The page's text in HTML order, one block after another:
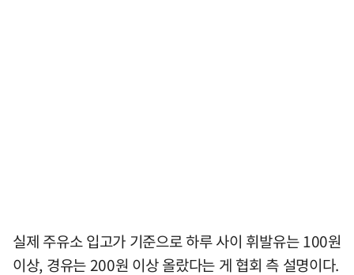
실제 주유소 입고가 기준으로 하루 사이 휘발유는 100원
이상, 경유는 200원 이상 올랐다는 게 협회 측 설명이다.